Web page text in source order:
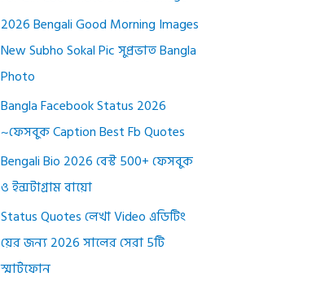
2026 Bengali Good Morning Images
New Subho Sokal Pic সুপ্রভাত Bangla
Photo
Bangla Facebook Status 2026
~ফেসবুক Caption Best Fb Quotes
Bengali Bio 2026 বেস্ট 500+ ফেসবুক
ও ইন্সটাগ্রাম বায়ো
Status Quotes লেখা Video এডিটিং
য়ের জন্য 2026 সালের সেরা 5টি
স্মার্টফোন